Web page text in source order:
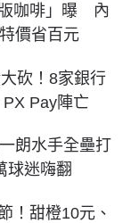
咖啡」曝 內
價省百元
砍！8家銀行
Pay陣亡
朗水手全壘打
迷嗨翻
！甜橙10元、